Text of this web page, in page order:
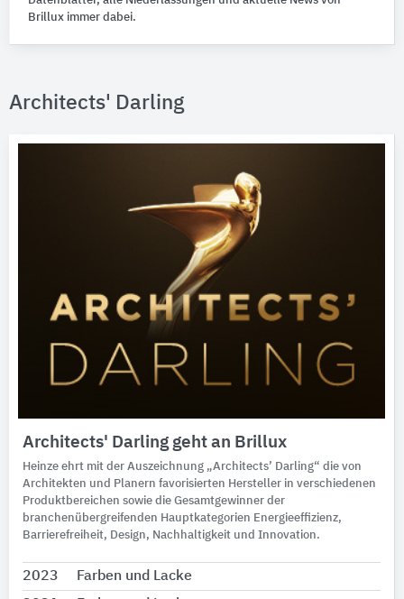
Brillux immer dabei.
Architects' Darling
Architects' Darling geht an Brillux
Heinze ehrt mit der Auszeichnung „Architects’ Darling“ die von
Architekten und Planern favorisierten Hersteller in verschiedenen
Produktbereichen sowie die Gesamtgewinner der
branchenübergreifenden Hauptkategorien Energieeffizienz,
Barrierefreiheit, Design, Nachhaltigkeit und Innovation.
2023
Farben und Lacke